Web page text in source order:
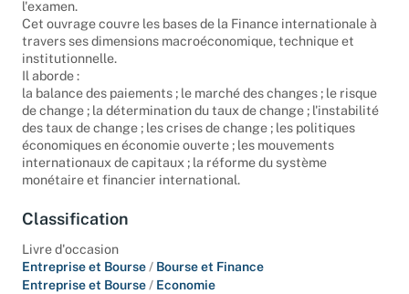
l'examen.
Cet ouvrage couvre les bases de la Finance internationale à
travers ses dimensions macroéconomique, technique et
institutionnelle.
Il aborde :
la balance des paiements ; le marché des changes ; le risque
de change ; la détermination du taux de change ; l'instabilité
des taux de change ; les crises de change ; les politiques
économiques en économie ouverte ; les mouvements
internationaux de capitaux ; la réforme du système
monétaire et financier international.
Classification
Livre d'occasion
Entreprise et Bourse / Bourse et Finance
Entreprise et Bourse / Economie